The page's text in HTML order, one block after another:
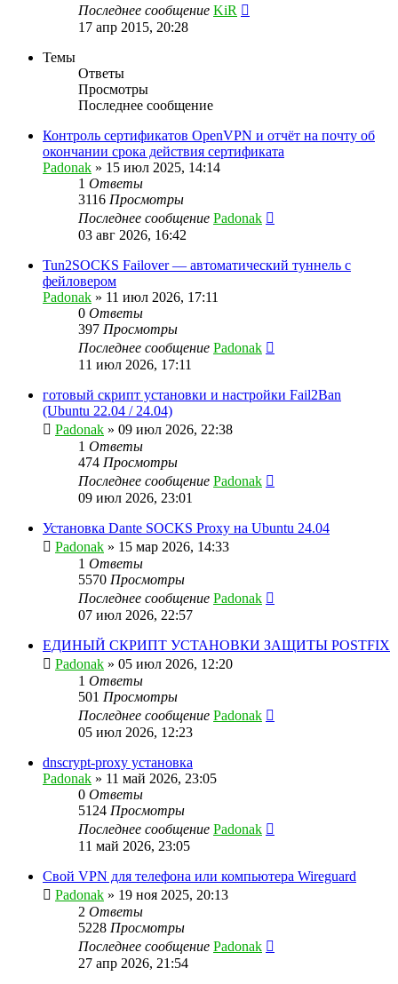
Последнее сообщение KiR
17 апр 2015, 20:28
Темы
Ответы
Просмотры
Последнее сообщение
Контроль сертификатов OpenVPN и отчёт на почту об
окончании срока действия сертификата
Padonak » 15 июл 2025, 14:14
1 Ответы
3116 Просмотры
Последнее сообщение Padonak
03 авг 2026, 16:42
Tun2SOCKS Failover — автоматический туннель с
фейловером
Padonak » 11 июл 2026, 17:11
0 Ответы
397 Просмотры
Последнее сообщение Padonak
11 июл 2026, 17:11
готовый скрипт установки и настройки Fail2Ban
(Ubuntu 22.04 / 24.04)
Padonak » 09 июл 2026, 22:38
1 Ответы
474 Просмотры
Последнее сообщение Padonak
09 июл 2026, 23:01
Установка Dante SOCKS Proxy на Ubuntu 24.04
Padonak » 15 мар 2026, 14:33
1 Ответы
5570 Просмотры
Последнее сообщение Padonak
07 июл 2026, 22:57
ЕДИНЫЙ СКРИПТ УСТАНОВКИ ЗАЩИТЫ POSTFIX
Padonak » 05 июл 2026, 12:20
1 Ответы
501 Просмотры
Последнее сообщение Padonak
05 июл 2026, 12:23
dnscrypt-proxy установка
Padonak » 11 май 2026, 23:05
0 Ответы
5124 Просмотры
Последнее сообщение Padonak
11 май 2026, 23:05
Свой VPN для телефона или компьютера Wireguard
Padonak » 19 ноя 2025, 20:13
2 Ответы
5228 Просмотры
Последнее сообщение Padonak
27 апр 2026, 21:54